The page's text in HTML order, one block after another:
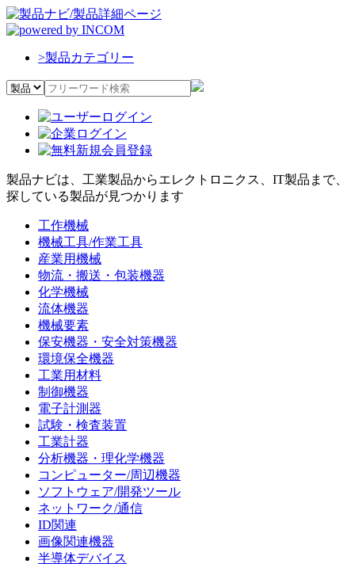
>製品カテゴリー
製品ナビは、工業製品からエレクトロニクス、IT製品まで、
探している製品が見つかります
工作機械
機械工具/作業工具
産業用機械
物流・搬送・包装機器
化学機械
流体機器
機械要素
保安機器・安全対策機器
環境保全機器
工業用材料
制御機器
電子計測器
試験・検査装置
工業計器
分析機器・理化学機器
コンピューター/周辺機器
ソフトウェア/開発ツール
ネットワーク/通信
ID関連
画像関連機器
半導体デバイス